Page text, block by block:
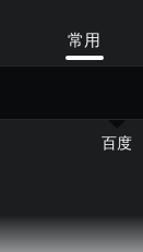
常用
百度